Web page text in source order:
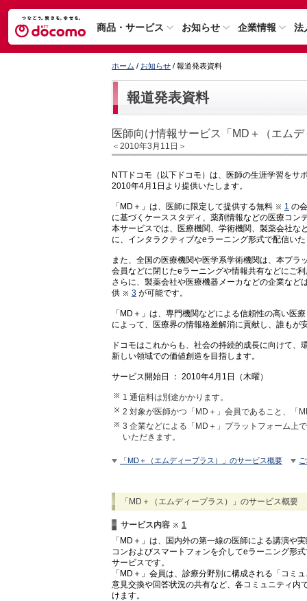
商品・サービス お知らせ 企業情報 法
ホーム / お知らせ / 報道発表資料
報道発表資料
医師向け情報サービス「MD＋（エム
＜2010年3月11日＞
NTTドコモ（以下ドコモ）は、医師の生涯学習をサ
2010年4月1日より提供いたします。
「MD＋」は、医師に限定して提供する無料 1 の
に基づくケーススタディ、薬剤情報などの医療コ
本サービスでは、医療機関、学術機関、製薬会社な
に、インタラクティブなeラーニング形式で配信い
また、全国の医療機関や医学系学術機関は、本プ
会員などに閉じたeラーニングや情報共有などにご
さらに、製薬会社や医療機器メーカなどの企業な
供
3 が可能です。
「MD＋」は、専門機関などによる信頼性の高い医
によって、医療界の情報格差解消に貢献し、誰も
ドコモはこれからも、社会の持続的成長に向けて
新しい領域での価値創造を目指します。
サービス開始日 ： 2010年4月1日（木曜）
1 通信料は別途かかります。
2 対象が医師かつ「MD＋」会員であること、「
3 企業などによる「MD＋」プラットフォーム上
いただきます。
「MD＋（エムディープラス）」のサービス概要
「MD＋（エムディープラス）」のサービス概要
サービス内容
1
「MD＋」は、国内外の第一線の医師による講演や
コンおよびスマートフォンを介してeラーニング形
サービスです。
「MD＋」会員は、診療分野別に構成される「コミ
意見交換や回答状況の共有など、各コミュニティ内
けます。